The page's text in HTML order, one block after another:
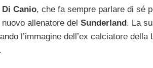
Di Canio, che fa sempre parlare di sé
allenatore del Sunderland. La
l’immagine dell’ex calciatore della